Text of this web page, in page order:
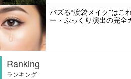
バズる“涙袋メイク”はこ
ー・ぷっくり演出の完全
Ranking
ランキング